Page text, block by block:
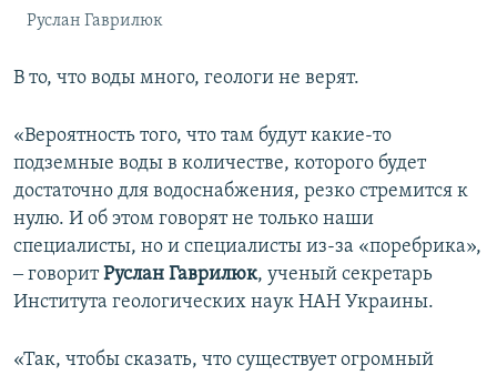
Руслан Гаврилюк
В то, что воды много, геологи не верят.
«Вероятность того, что там будут какие-то
подземные воды в количестве, которого будет
достаточно для водоснабжения, резко стремится к
нулю. И об этом говорят не только наши
специалисты, но и специалисты из-за «поребрика»,
‒ говоритРуслан Гаврилюк, ученый секретарь
Института геологических наук НАН Украины.
«Так, чтобы сказать, что существует огромный